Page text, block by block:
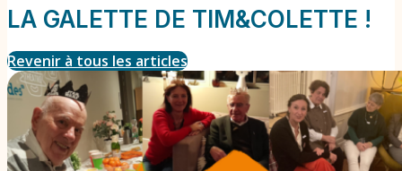
LA GALETTE DE TIM&COLETTE !
Revenir à tous les articles